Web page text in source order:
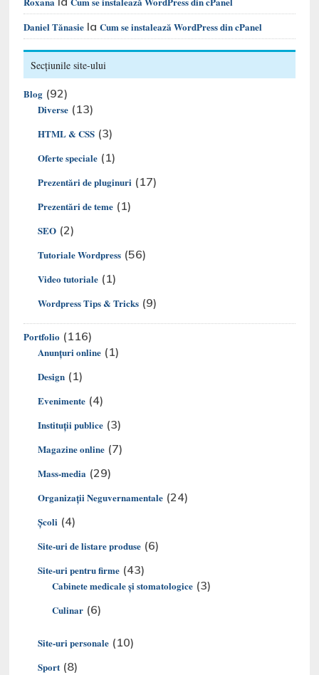
Daniel Tănasie laCum se instalează WordPress din cPanel
Secțiunile site-ului
Blog (92)
Diverse (13)
HTML & CSS (3)
Oferte speciale (1)
Prezentări de pluginuri (17)
Prezentări de teme (1)
SEO (2)
Tutoriale Wordpress (56)
Video tutoriale (1)
Wordpress Tips & Tricks (9)
Portfolio (116)
Anunțuri online (1)
Design (1)
Evenimente (4)
Instituții publice (3)
Magazine online (7)
Mass-media (29)
Organizaţii Neguvernamentale (24)
Şcoli (4)
Site-uri de listare produse (6)
Site-uri pentru firme (43)
Cabinete medicale și stomatologice (3)
Culinar (6)
Site-uri personale (10)
Sport (8)